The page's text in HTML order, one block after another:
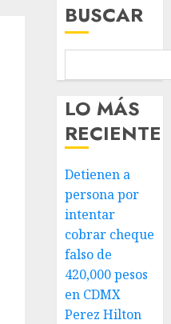
BUSCAR
LO MÁS
RECIENTE
Detienen a
persona por
intentar
cobrar cheque
falso de
420,000 pesos
en CDMX
Perez Hilton